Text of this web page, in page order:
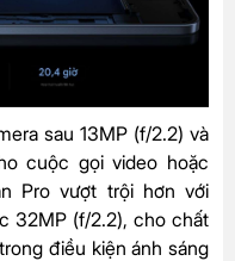
sau 13MP (f/2.2) và
cuộc gọi video hoặc
Pro vượt trội hơn với
32MP (f/2.2), cho chất
điều kiện ánh sáng